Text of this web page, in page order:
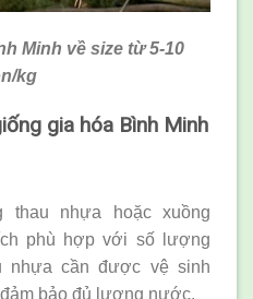
Minh về size từ 5-10
kg
gia hóa Bình Minh
thau nhựa hoặc xuồng
phù hợp với số lượng
nhựa cần được vệ sinh
bảo đủ lượng nước.